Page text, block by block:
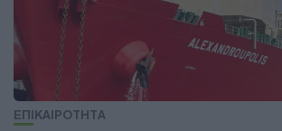
ΕΠΙΚΑΙΡΟΤΗΤΑ